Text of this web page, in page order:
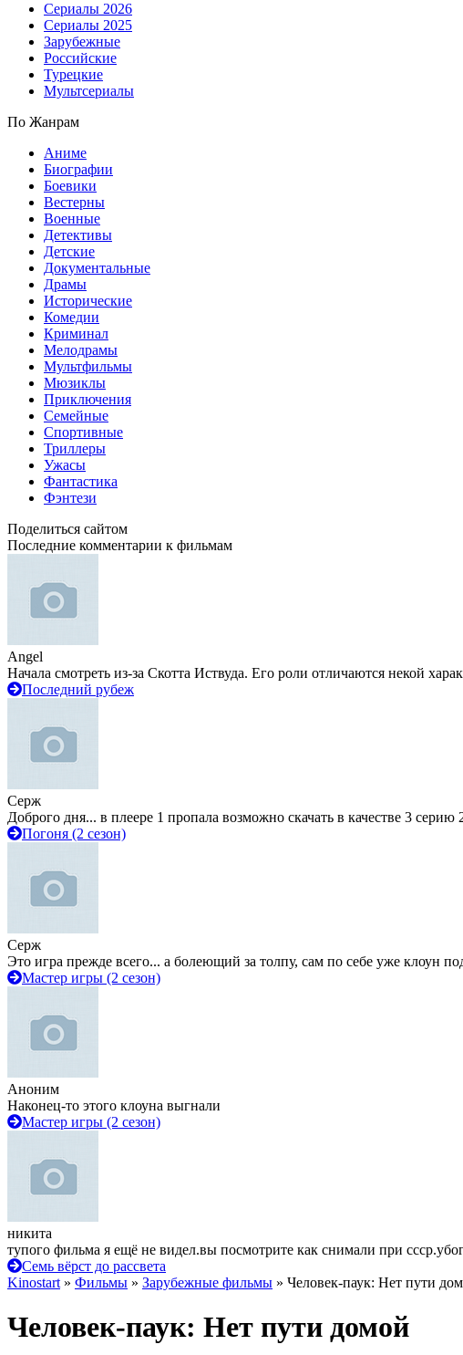
Сериалы 2026
Сериалы 2025
Зарубежные
Российские
Турецкие
Мультсериалы
По Жанрам
Аниме
Биографии
Боевики
Вестерны
Военные
Детективы
Детские
Документальные
Драмы
Исторические
Комедии
Криминал
Мелодрамы
Мультфильмы
Мюзиклы
Приключения
Семейные
Спортивные
Триллеры
Ужасы
Фантастика
Фэнтези
Поделиться сайтом
Последние комментарии к фильмам
Angel
Начала смотреть из-за Скотта Иствуда. Его роли отличаются некой
Последний рубеж
Серж
Доброго дня... в плеере 1 пропала возможно скачать в качестве 3 серию
Погоня (2 сезон)
Серж
Это игра прежде всего... а болеющий за толпу, сам по себе уже клоун
Мастер игры (2 сезон)
Аноним
Наконец-то этого клоуна выгнали
Мастер игры (2 сезон)
никита
тупого фильма я ещё не видел.вы посмотрите как снимали при
Семь вёрст до рассвета
Kinostart » Фильмы » Зарубежные фильмы » Человек-паук: Нет пути
Человек-паук: Нет пути домой